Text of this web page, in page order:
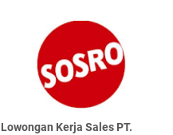
Lowongan Kerja Sales PT.